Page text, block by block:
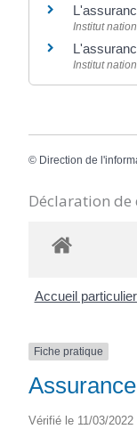
Institut
Institut
© Direction de
Déclaration de
Accueil
Fiche pratique
Vérifié le 11/03/